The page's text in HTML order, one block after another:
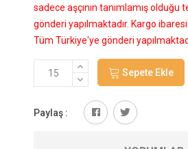
sadece aşçının tanımlamış
gönderi yapılmaktadır. Kargo
Tüm Türkiye'ye gönderi
Sepete Ekle
Paylaş :